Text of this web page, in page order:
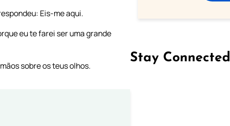
Eis-me aqui.
eu te farei ser uma grande
sobre os teus olhos.
Stay Connected